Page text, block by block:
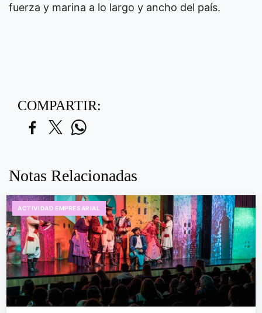
fuerza y marina a lo largo y ancho del país.
COMPARTIR:
Notas Relacionadas
ACTIVIDAD EMPRESARIAL